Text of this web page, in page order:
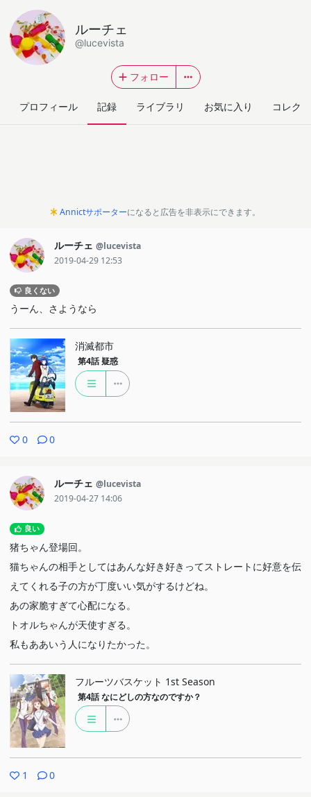
ルーチェ
@lucevista
フォロー
プロフィール 記録 ライブラリ お気に入り コレク
Annictサポーターになると広告を非表示にできます。
ルーチェ @lucevista
2019-04-29 12:53
良くない
うーん、さようなら
消滅都市
第4話 疑惑
0 0
ルーチェ @lucevista
2019-04-27 14:06
良い
猪ちゃん登場回。
猫ちゃんの相手としてはあんな好き好きってストレートに好意を伝
えてくれる子の方が丁度いい気がするけどね。
あの家脆すぎて心配になる。
トオルちゃんが天使すぎる。
私もああいう人になりたかった。
フルーツバスケット 1st Season
第4話 なにどしの方なのですか？
1 0